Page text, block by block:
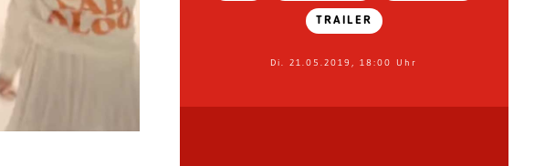
TRAILER
Di. 21.05.2019, 18:00 Uhr